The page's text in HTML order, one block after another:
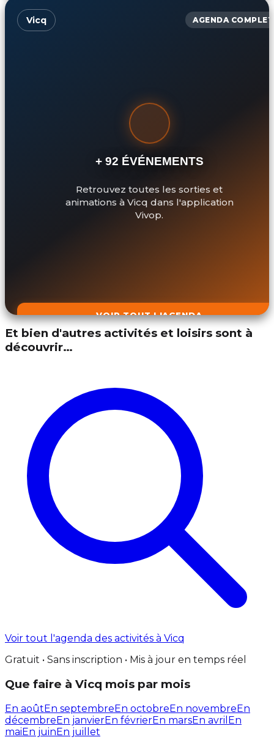
Vicq AGENDA COMPLET
+ 92 ÉVÉNEMENTS
Retrouvez toutes les sorties et
animations à Vicq dans l'application
Vivop.
VOIR TOUT L'AGENDA
Et bien d'autres activités et loisirs sont à
découvrir…
Voir tout l'agenda des activités à Vicq
Gratuit • Sans inscription • Mis à jour en temps réel
Que faire à Vicq mois par mois
En aoûtEn septembreEn octobreEn novembreEn
décembreEn janvierEn févrierEn marsEn avril En
maiEn juinEn juillet